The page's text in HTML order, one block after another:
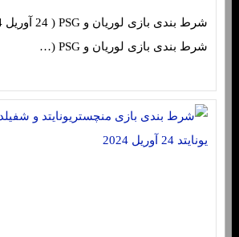
شرط بندی بازی لوریان و PSG (…